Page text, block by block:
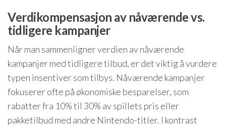
Verdikompensasjon av nåværende vs.
tidligere kampanjer
Når man sammenligner verdien av nåværende
kampanjer med tidligere tilbud, er det viktig å vurdere
typen insentiver som tilbys. Nåværende kampanjer
fokuserer ofte på økonomiske besparelser, som
rabatter fra 10% til 30% av spillets pris eller
pakketilbud med andre Nintendo-titler. I kontrast